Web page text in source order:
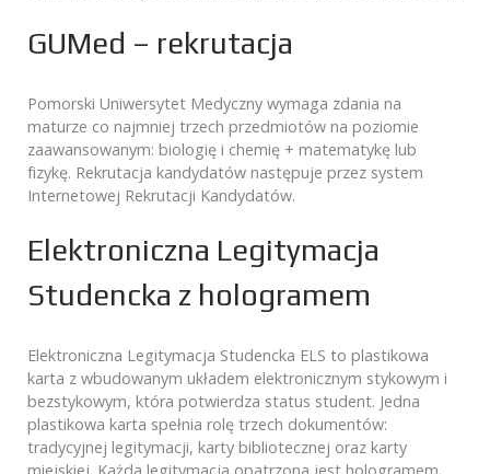
GUMed – rekrutacja
Pomorski Uniwersytet Medyczny wymaga zdania na
maturze co najmniej trzech przedmiotów na poziomie
zaawansowanym: biologię i chemię + matematykę lub
fizykę. Rekrutacja kandydatów następuje przez system
Internetowej Rekrutacji Kandydatów.
Elektroniczna Legitymacja
Studencka z hologramem
Elektroniczna Legitymacja Studencka ELS to plastikowa
karta z wbudowanym układem elektronicznym stykowym i
bezstykowym, która potwierdza status student. Jedna
plastikowa karta spełnia rolę trzech dokumentów:
tradycyjnej legitymacji, karty bibliotecznej oraz karty